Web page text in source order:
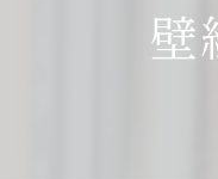
壁